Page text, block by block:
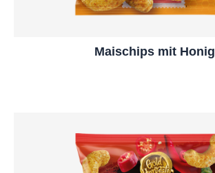
Maischips mit Honig